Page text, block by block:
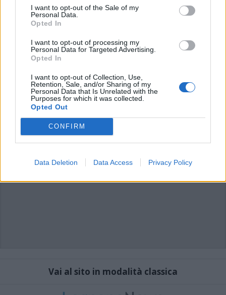
I want to opt-out of the Sale of my
Personal Data.
Opted In
I want to opt-out of processing my
Personal Data for Targeted Advertising.
Opted In
I want to opt-out of Collection, Use,
Retention, Sale, and/or Sharing of my
Personal Data that Is Unrelated with the
Purposes for which it was collected.
Opted Out
CONFIRM
Data Deletion Data Access Privacy Policy
Commenti
Accedioregistrati
L'email è richiesta ma non verrà mostrata ai visitatori. Il contenuto di questo
commento esprime il pensiero dell'autore e non rappresenta la linea editoriale
di VareseNews.it, che rimane autonoma e indipendente. I messaggi inclusi nei
commenti non sono testi giornalistici, ma post inviati dai singoli lettori che
che includano uno o più link a siti esterni verranno rimossi in automatico dal
Vai al sito in modalità classica